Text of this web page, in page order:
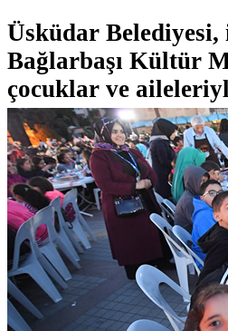
Üsküdar
Bağlarbaşı Kültür
çocuklar ve